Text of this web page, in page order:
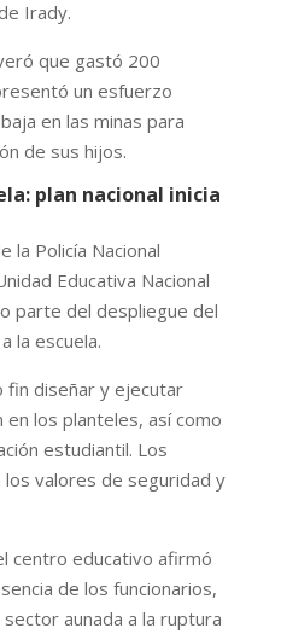
Irady.
que gastó 200
un esfuerzo
en las minas para
de sus hijos.
plan nacional inicia
la Policía Nacional
Educativa Nacional
parte del despliegue del
la escuela.
fin diseñar y ejecutar
los planteles, así como
estudiantil. Los
valores de seguridad y
centro educativo afirmó
de los funcionarios,
aunada a la ruptura